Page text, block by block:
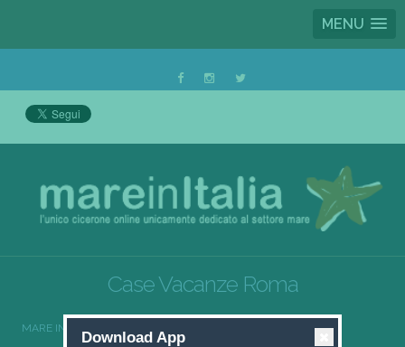
MENU
Case Vacanze Roma
MARE IN ITALIA CASE VACANZE LAZIO
Download App